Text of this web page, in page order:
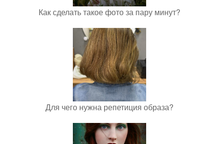
Как сделать такое фото за пару минут?
Для чего нужна репетиция образа?